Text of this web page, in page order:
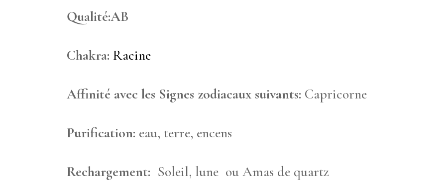
Qualité:AB
Chakra:Racine
Affinité avec les Signes zodiacaux suivants: Capricorne
Purification: eau, terre, encens
Rechargement: Soleil, lune ou Amas de quartz